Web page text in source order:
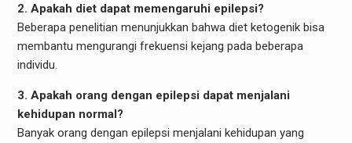
2. Apakah diet dapat memengaruhi epilepsi?
Beberapa penelitian menunjukkan bahwa diet ketogenik bisa
membantu mengurangi frekuensi kejang pada beberapa
individu.
3. Apakah orang dengan epilepsi dapat menjalani
kehidupan normal?
Banyak orang dengan epilepsi menjalani kehidupan yang